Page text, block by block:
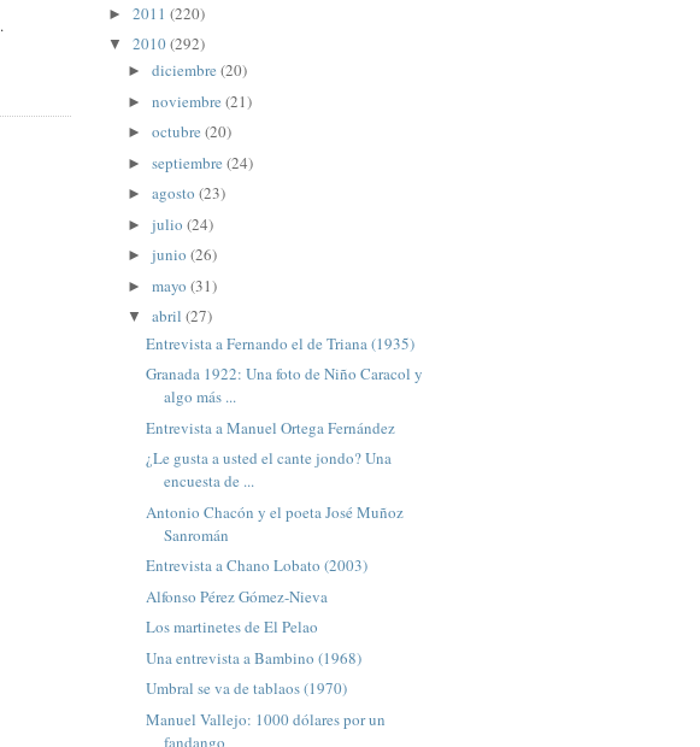
.
► 2011 (220)
▼ 2010(292)
► diciembre (20)
► noviembre (21)
► octubre (20)
► septiembre (24)
► agosto (23)
► julio (24)
► junio (26)
► mayo (31)
▼ abril (27)
Entrevista a Fernando el de Triana (1935)
Granada 1922: Una foto de Niño Caracol y
algo más ...
Entrevista a Manuel Ortega Fernández
¿Le gusta a usted el cante jondo? Una
encuesta de ...
Antonio Chacón y el poeta José Muñoz
Sanromán
Entrevista a Chano Lobato (2003)
Alfonso Pérez Gómez-Nieva
Los martinetes de El Pelao
Una entrevista a Bambino (1968)
Umbral se va de tablaos (1970)
Manuel Vallejo: 1000 dólares por un
fandango